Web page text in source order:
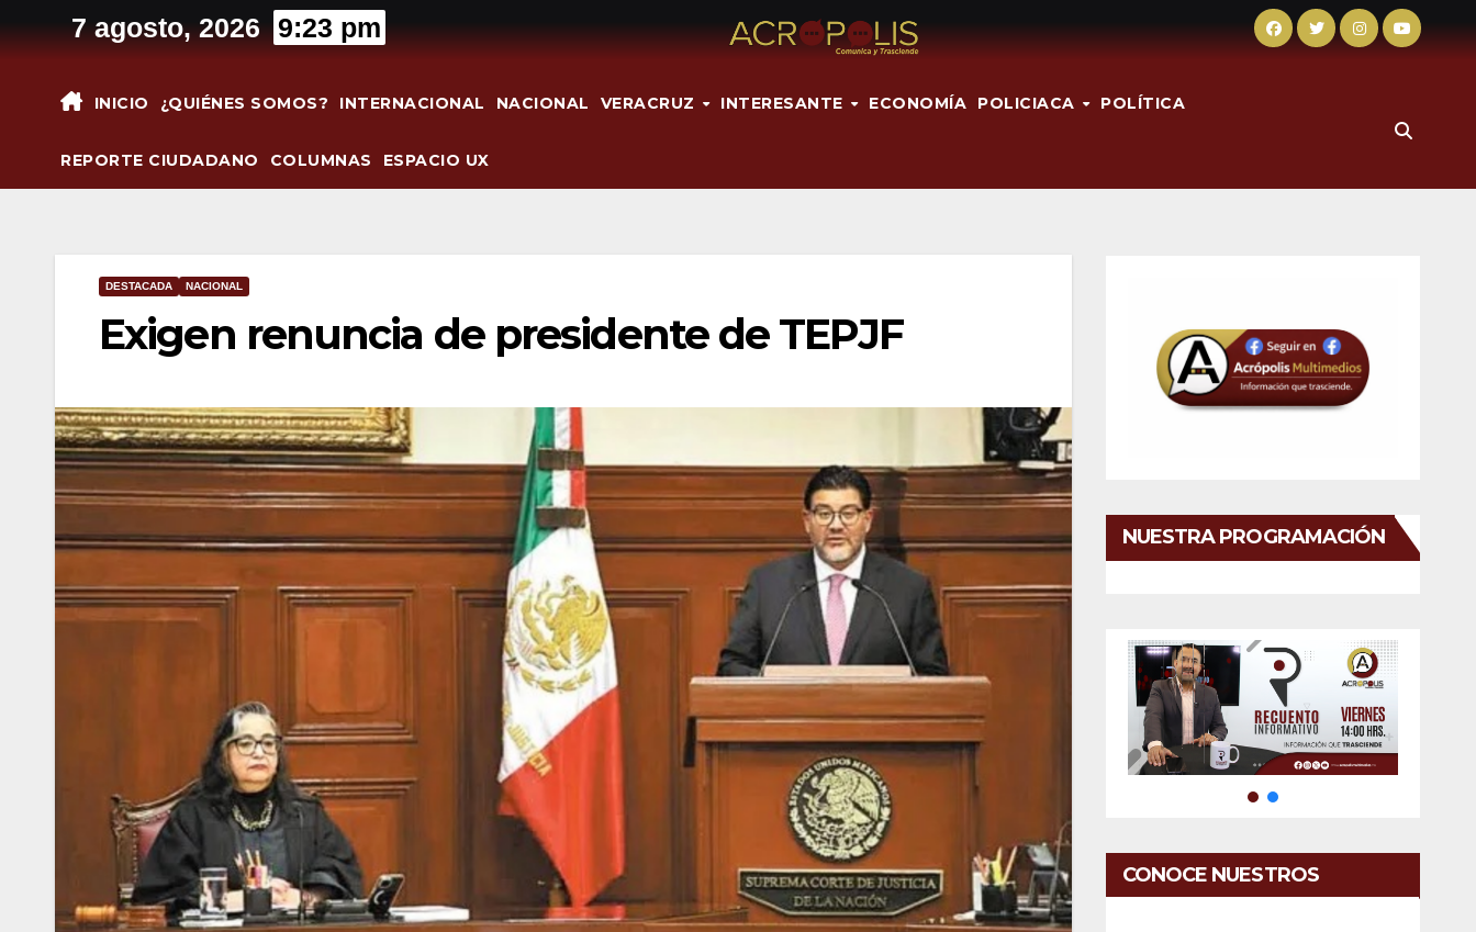
al
7 agosto, 2026 9:23 pm
INICIO ¿QUIÉNES SOMOS? INTERNACIONAL NACIONAL VERACRUZ INTERESANTE ECONOMÍA POLICIACA POLÍTICA
REPORTE CIUDADANO COLUMNAS ESPACIO UX
DESTACADA NACIONAL
Exigen renuncia de presidente de TEPJF
NUESTRA PROGRAMACIÓN
CONOCE NUESTROS